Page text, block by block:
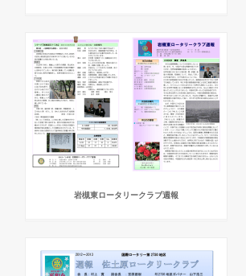
岩槻東ロータリークラブ週報